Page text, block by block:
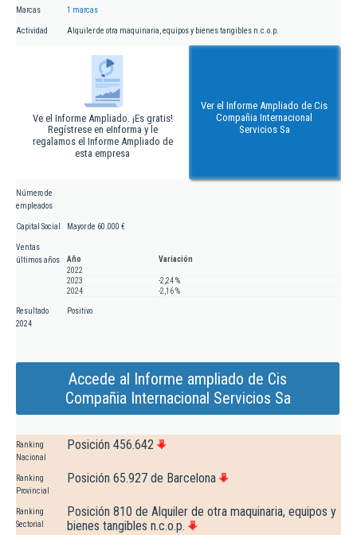
Marcas 1 marcas
Actividad Alquiler de otra maquinaria, equipos y bienes tangibles n.c.o.p.
Ve el Informe Ampliado. ¡Es gratis!
Regístrese en eInforma y le
regalamos el Informe Ampliado de
esta empresa
Ver el Informe Ampliado de Cis
Compañia Internacional
Servicios Sa
Número de
empleados
Capital Social Mayor de 60.000 €
Ventas
últimos años
Año
Variación
2022
2023
-2,24 %
2024
-2,16 %
Resultado
2024
Positivo
Accede al Informe ampliado de Cis
Compañia Internacional Servicios Sa
Ranking
Nacional
Posición 456.642
Ranking
Provincial
Posición 65.927 de Barcelona
Ranking
Sectorial
Posición 810 de Alquiler de otra maquinaria, equipos y
bienes tangibles n.c.o.p.